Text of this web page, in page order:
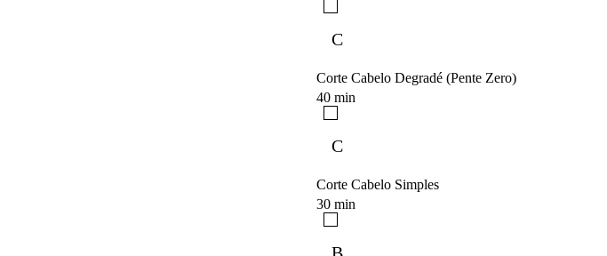
C
Corte Cabelo Degradé (Pente Zero)
40 min
C
Corte Cabelo Simples
30 min